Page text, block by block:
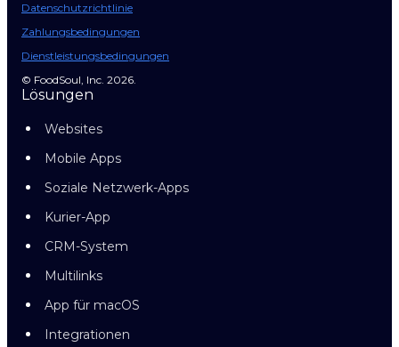
Datenschutzrichtlinie
Zahlungsbedingungen
Dienstleistungsbedingungen
© FoodSoul, Inc. 2026.
Lösungen
Websites
Mobile Apps
Soziale Netzwerk-Apps
Kurier-App
CRM-System
Multilinks
App für macOS
Integrationen